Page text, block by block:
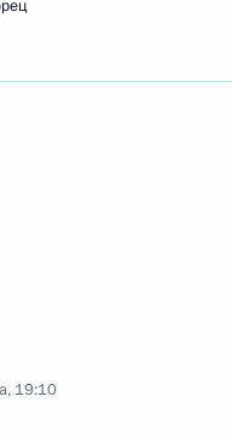
19:10